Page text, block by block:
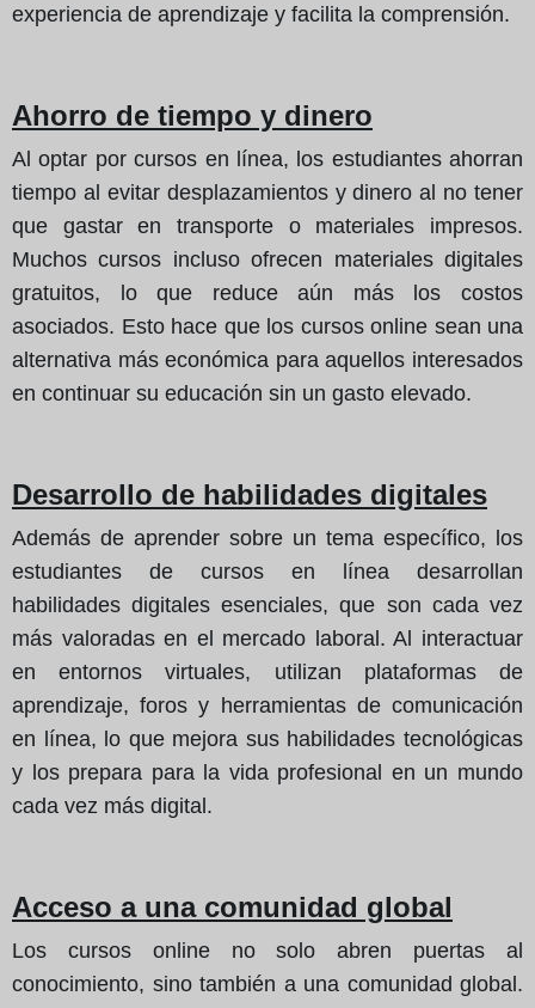
experiencia de aprendizaje y facilita la comprensión.
Ahorro de tiempo y dinero
Al optar por cursos en línea, los estudiantes ahorran
tiempo al evitar desplazamientos y dinero al no tener
que gastar en transporte o materiales impresos.
Muchos cursos incluso ofrecen materiales digitales
gratuitos, lo que reduce aún más los costos
asociados. Esto hace que los cursos online sean una
alternativa más económica para aquellos interesados
en continuar su educación sin un gasto elevado.
Desarrollo de habilidades digitales
Además de aprender sobre un tema específico, los
estudiantes de cursos en línea desarrollan
habilidades digitales esenciales, que son cada vez
más valoradas en el mercado laboral. Al interactuar
en entornos virtuales, utilizan plataformas de
aprendizaje, foros y herramientas de comunicación
en línea, lo que mejora sus habilidades tecnológicas
y los prepara para la vida profesional en un mundo
cada vez más digital.
Acceso a una comunidad global
Los cursos online no solo abren puertas al
conocimiento, sino también a una comunidad global.